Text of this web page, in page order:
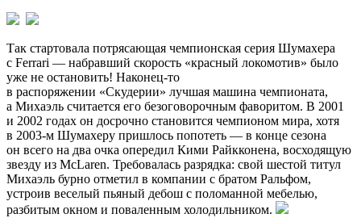
Так стартовала потрясающая чемпионская серия Шумахера
с Ferrari — набравший скорость «красный локомотив» было
уже не остановить! Наконец-то
в распоряжении «Скудерии» лучшая машина чемпионата,
а Михаэль считается его безоговорочным фаворитом. В 2001
и 2002 годах он досрочно становится чемпионом мира, хотя
в 2003-м Шумахеру пришлось попотеть — в конце сезона
он всего на два очка опередил Кими Райкконена, восходящую
звезду из McLaren. Требовалась разрядка: свой шестой титул
Михаэль бурно отметил в компании с братом Ральфом,
устроив веселый пьяный дебош с поломанной мебелью,
разбитым окном и поваленным холодильником.